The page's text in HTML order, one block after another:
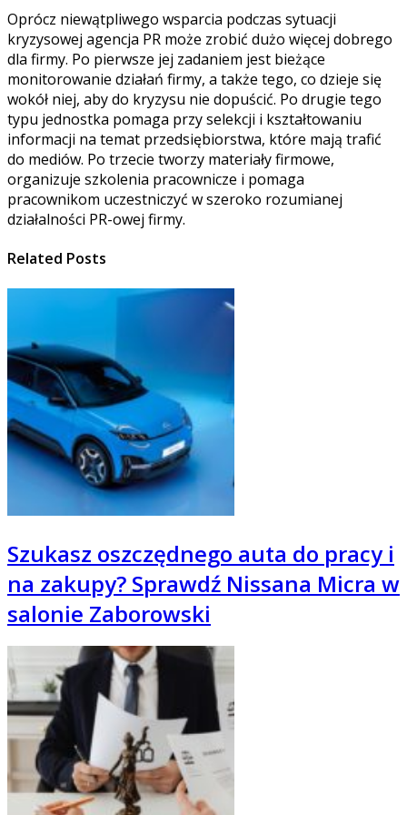
Oprócz niewątpliwego wsparcia podczas sytuacji
kryzysowej agencja PR może zrobić dużo więcej dobrego
dla firmy. Po pierwsze jej zadaniem jest bieżące
monitorowanie działań firmy, a także tego, co dzieje się
wokół niej, aby do kryzysu nie dopuścić. Po drugie tego
typu jednostka pomaga przy selekcji i kształtowaniu
informacji na temat przedsiębiorstwa, które mają trafić
do mediów. Po trzecie tworzy materiały firmowe,
organizuje szkolenia pracownicze i pomaga
pracownikom uczestniczyć w szeroko rozumianej
działalności PR-owej firmy.
Related Posts
Szukasz oszczędnego auta do pracy i
na zakupy? Sprawdź Nissana Micra w
salonie Zaborowski